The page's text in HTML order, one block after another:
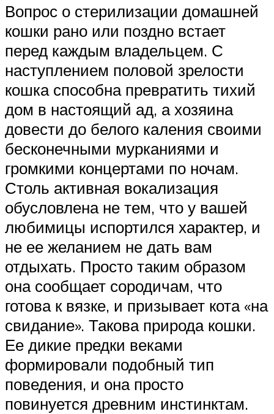
Вопрос о стерилизации домашней
кошки рано или поздно встает
перед каждым владельцем. С
наступлением половой зрелости
кошка способна превратить тихий
дом в настоящий ад, а хозяина
довести до белого каления своими
бесконечными мурканиями и
громкими концертами по ночам.
Столь активная вокализация
обусловлена не тем, что у вашей
любимицы испортился характер, и
не ее желанием не дать вам
отдыхать. Просто таким образом
она сообщает сородичам, что
готова к вязке, и призывает кота «на
свидание». Такова природа кошки.
Ее дикие предки веками
формировали подобный тип
поведения, и она просто
повинуется древним инстинктам.